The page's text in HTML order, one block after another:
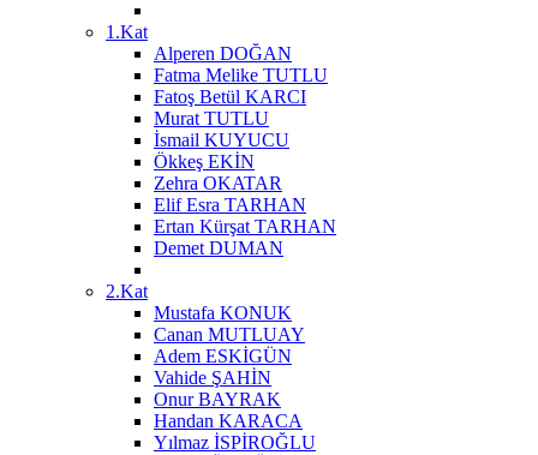
1.Kat
Alperen DOĞAN
Fatma Melike TUTLU
Fatoş Betül KARCI
Murat TUTLU
İsmail KUYUCU
Ökkeş EKİN
Zehra OKATAR
Elif Esra TARHAN
Ertan Kürşat TARHAN
Demet DUMAN
2.Kat
Mustafa KONUK
Canan MUTLUAY
Adem ESKİGÜN
Vahide ŞAHİN
Onur BAYRAK
Handan KARACA
Yılmaz İSPİROĞLU